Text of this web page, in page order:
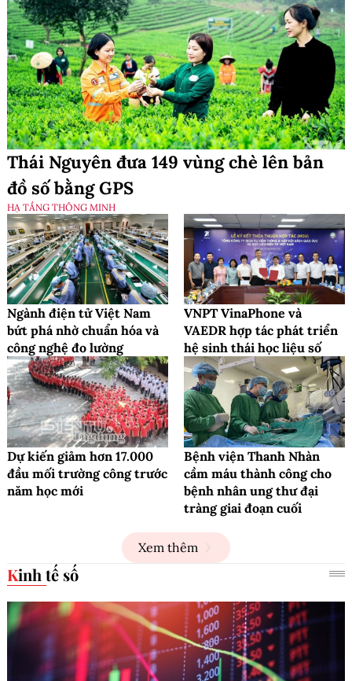
Thái Nguyên đưa 149 vùng chè lên bản
đồ số bằng GPS
HẠ TẦNG THÔNG MINH
Ngành điện tử Việt Nam
bứt phá nhờ chuẩn hóa và
công nghệ đo lường
VNPT VinaPhone và
VAEDR hợp tác phát triển
hệ sinh thái học liệu số
Dự kiến giảm hơn 17.000
đầu mối trường công trước
năm học mới
Bệnh viện Thanh Nhàn
cầm máu thành công cho
bệnh nhân ung thư đại
tràng giai đoạn cuối
Xem thêm
Kinh tế số